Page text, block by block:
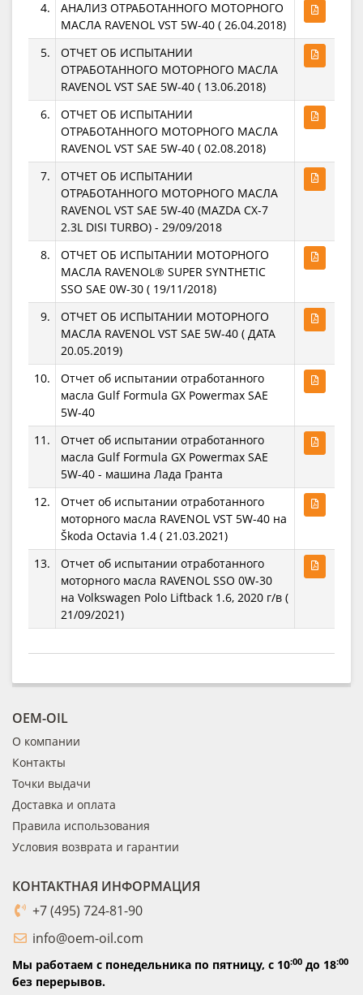
4.
АНАЛИЗ ОТРАБОТАННОГО МОТОРНОГО
МАСЛА RAVENOL VST 5W-40 ( 26.04.2018)
5.
ОТЧЕТ ОБ ИСПЫТАНИИ
ОТРАБОТАННОГО МОТОРНОГО МАСЛА
RAVENOL VST SAE 5W-40 ( 13.06.2018)
6.
ОТЧЕТ ОБ ИСПЫТАНИИ
ОТРАБОТАННОГО МОТОРНОГО МАСЛА
RAVENOL VST SAE 5W-40 ( 02.08.2018)
7.
ОТЧЕТ ОБ ИСПЫТАНИИ
ОТРАБОТАННОГО МОТОРНОГО МАСЛА
RAVENOL VST SAE 5W-40 (MAZDA CX-7
2.3L DISI TURBO) - 29/09/2018
8.
ОТЧЕТ ОБ ИСПЫТАНИИ МОТОРНОГО
МАСЛА RAVENOL® SUPER SYNTHETIC
SSO SAE 0W-30 ( 19/11/2018)
9.
ОТЧЕТ ОБ ИСПЫТАНИИ МОТОРНОГО
МАСЛА RAVENOL VST SAE 5W-40 ( ДАТА
20.05.2019)
10.
Отчет об испытании отработанного
масла Gulf Formula GX Powermax SAE
5W-40
11.
Отчет об испытании отработанного
масла Gulf Formula GX Powermax SAE
5W-40 - машина Лада Гранта
12.
Отчет об испытании отработанного
моторного масла RAVENOL VST 5W-40 на
Škoda Octavia 1.4 ( 21.03.2021)
13.
Отчет об испытании отработанного
моторного масла RAVENOL SSO 0W-30
на Volkswagen Polo Liftback 1.6, 2020 г/в (
21/09/2021)
OEM-OIL
О компании
Контакты
Точки выдачи
Доставка и оплата
Правила использования
Условия возврата и гарантии
КОНТАКТНАЯ ИНФОРМАЦИЯ
+7 (495) 724-81-90
info@oem-oil.com
Мы работаем с понедельника по пятницу, с 10:00 до 18:00
без перерывов.